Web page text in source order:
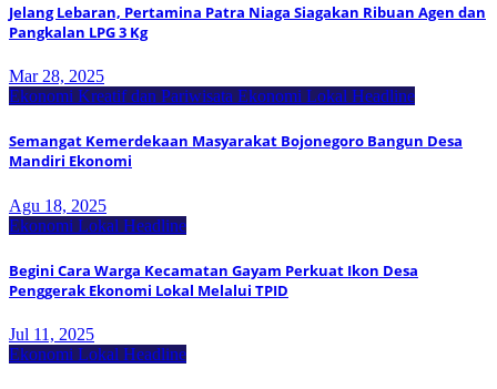
Jelang Lebaran, Pertamina Patra Niaga Siagakan Ribuan Agen dan
Pangkalan LPG 3 Kg
Mar 28, 2025
Ekonomi Kreatif dan Pariwisata Ekonomi Lokal Headline
Semangat Kemerdekaan Masyarakat Bojonegoro Bangun Desa
Mandiri Ekonomi
Agu 18, 2025
Ekonomi Lokal Headline
Begini Cara Warga Kecamatan Gayam Perkuat Ikon Desa
Penggerak Ekonomi Lokal Melalui TPID
Jul 11, 2025
Ekonomi Lokal Headline